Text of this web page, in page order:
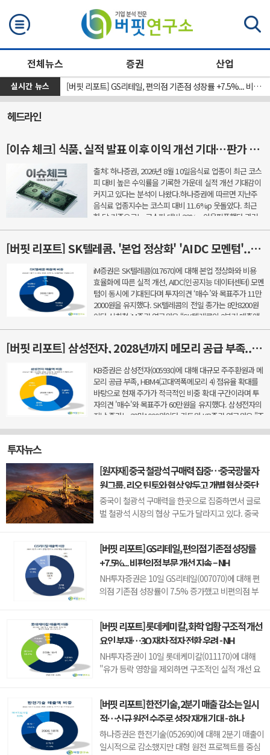
전체뉴스 증권 산업
실시간 뉴스
[원자재] 중국 철광석 구매력 집중…중국광물자원그룹, 리오 틴토와 협상 앞두고 개별 협상 중단 지시 [버핏 리포트] GS리테일, 편의점 기존점 성장률 +7.5%... 비편의점 부문 개선 지속 – NH
헤드라인
[이슈 체크] 식품, 실적 발표 이후 이익 개선 기대…판가 인상·수출 호조에 주목
출처: 하나증권, 2026년 8월 10일음식료 업종이 최근 코스
피 대비 높은 수익률을 기록한 가운데 실적 개선 기대감이
커지고 있다는 분석이 나왔다.하나증권에 따르면 지난주
음식료 업종지수는 코스피 대비 11.6%p 웃돌았다. 최근
한 달 기준으로는 코스피 대비 22%p 아웃퍼폼했다.과거
곡물 가격 상승 국면에서는 종합가공식품 업체들이 먼저
[버핏 리포트] SK텔레콤, '본업 정상화' 'AIDC 모멘텀'...감가상각비 감소 국면 - iM
iM증권은 SK텔레콤(017670)에 대해 본업 정상화와 비용
효율화에 따른 실적 개선, AIDC(인공지능 데이터센터) 모멘
텀이 동시에 기대된다며 투자의견 ‘매수’와 목표주가 11만
2000원을 유지했다. SK텔레콤의 전일 종가는 8만8200원
이다.신희철 iM증권 연구원은 “SK텔레콤의 2분기 매출액
은 4조3591억원, 영업이익은 5660억원을 기록했다”...
[버핏 리포트] 삼성전자, 2028년까지 메모리 공급 부족...HBM4 '1위' 탈환 전망· - KB
KB증권은 삼성전자(005930)에 대해 대규모 주주환원과 메
모리 공급 부족, HBM4(고대역폭메모리 4) 점유율 확대를
바탕으로 현재 주가가 적극적인 비중 확대 구간이라며 투
자의견 '매수'와 목표주가 60만원을 유지했다. 삼성전자의
지난 종가는 23만1000원이다.김동원 KB증권 연구원은 "조
만간 발표될 것으로 예상되는 주주환원 정책에서 연간 ...
투자뉴스
[원자재] 중국 철광석 구매력 집중…중국광물자
원그룹, 리오 틴토와 협상 앞두고 개별 협상 중단
지시
중국이 철광석 구매력을 한곳으로 집중하면서 글로
벌 철광석 시장의 협상 구도가 달라지고 있다. 중국
의 철광석 계약 협상을 중단하도록 지시한 것으로 알
려졌다. 중국 내 구매 물량을 CMRG로 모아 대형 공
급업체에 대한 협상력을 높이려는 움직...
[버핏 리포트] GS리테일, 편의점 기존점 성장률
+7.5%... 비편의점 부문 개선 지속 – NH
NH투자증권은 10일 GS리테일(007070)에 대해 편
의점 기존점 성장률이 7.5% 증가했고 비편의점 부
향했다. GS리테일의 전일 종가는 2만8350원이다.주
영훈 NH투자증권 애널리스트는 “우호적인 날씨 및
고유가 피해 지원금 효과로 편의점 기...
[버핏 리포트] 롯데케미칼, 화학 업황 구조적 개선
요인 부재…3Q 재차 적자 전환 우려 - NH
NH투자증권이 10일 롯데케미칼(011170)에 대해
"유가 등락 영향을 제외하면 구조적인 실적 개선 요
칼의 전일종가는 6만1000원이다.류승원 NH투자증
권 애널리스트는 2분기 실적 부진 요인에 대해 "롯
데케미칼의 영업이익은 전분기대...
[버핏 리포트] 한전기술, 2분기 매출 감소는 일시
적…신규 원전 수주로 성장 재개 기대 - 하나
하나증권은 한전기술(052690)에 대해 2분기 매출이
일시적으로 감소했지만 대형 원전 프로젝트를 중심
검색